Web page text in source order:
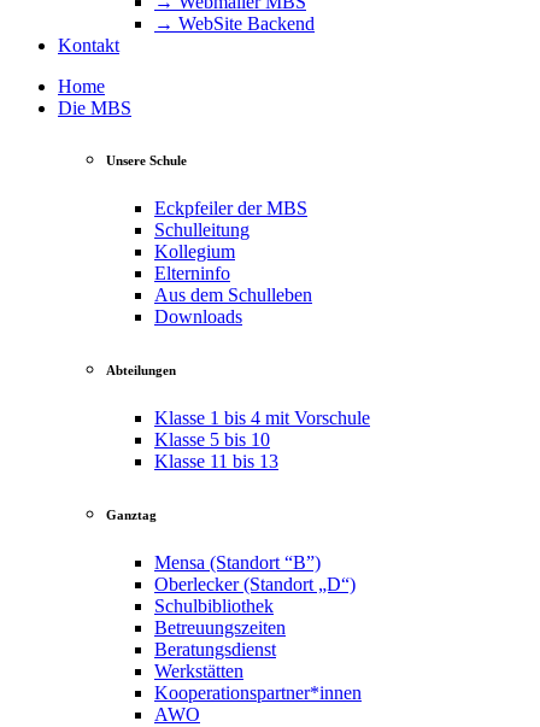
→ WebSite Backend
Kontakt
Home
Die MBS
Unsere Schule
Eckpfeiler der MBS
Schulleitung
Kollegium
Elterninfo
Aus dem Schulleben
Downloads
Abteilungen
Klasse 1 bis 4 mit Vorschule
Klasse 5 bis 10
Klasse 11 bis 13
Ganztag
Mensa (Standort “B”)
Oberlecker (Standort „D“)
Schulbibliothek
Betreuungszeiten
Beratungsdienst
Werkstätten
Kooperationspartner*innen
AWO